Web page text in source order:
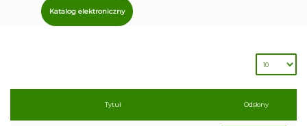
Katalog elektroniczny
Tytuł Odsłony